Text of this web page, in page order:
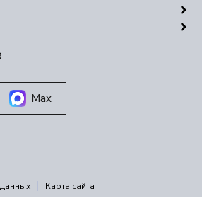
Max
Карта сайта